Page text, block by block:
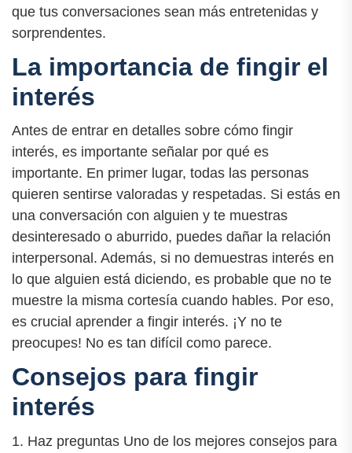
que tus conversaciones sean más entretenidas y
sorprendentes.
La importancia de fingir el
interés
Antes de entrar en detalles sobre cómo fingir
interés, es importante señalar por qué es
importante. En primer lugar, todas las personas
quieren sentirse valoradas y respetadas. Si estás en
una conversación con alguien y te muestras
desinteresado o aburrido, puedes dañar la relación
interpersonal. Además, si no demuestras interés en
lo que alguien está diciendo, es probable que no te
muestre la misma cortesía cuando hables. Por eso,
es crucial aprender a fingir interés. ¡Y no te
preocupes! No es tan difícil como parece.
Consejos para fingir
interés
1. Haz preguntas Uno de los mejores consejos para